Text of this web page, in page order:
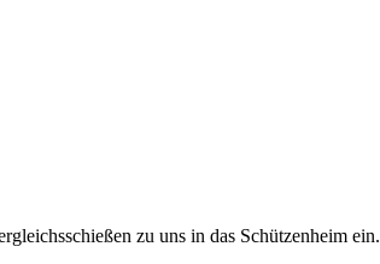
zu uns in das Schützenheim ein.